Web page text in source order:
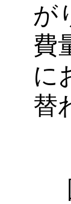
が
費
に
替